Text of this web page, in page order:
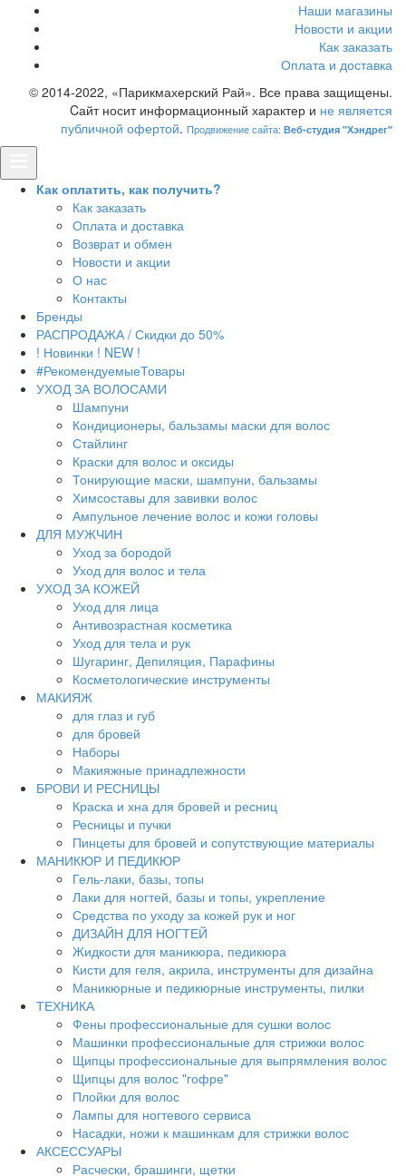
Наши магазины
Новости и акции
Как заказать
Оплата и доставка
© 2014-2022, «Парикмахерский Рай». Все права защищены.
Cайт носит информационный характер и не является
публичной офертой. Продвижение сайта: Веб-студия "Хэндрег"
Как оплатить, как получить?
Как заказать
Оплата и доставка
Возврат и обмен
Новости и акции
О нас
Контакты
Бренды
РАСПРОДАЖА / Скидки до 50%
! Новинки ! NEW !
#РекомендуемыеТовары
УХОД ЗА ВОЛОСАМИ
Шампуни
Кондиционеры, бальзамы маски для волос
Стайлинг
Краски для волос и оксиды
Тонирующие маски, шампуни, бальзамы
Химсоставы для завивки волос
Ампульное лечение волос и кожи головы
ДЛЯ МУЖЧИН
Уход за бородой
Уход для волос и тела
УХОД ЗА КОЖЕЙ
Уход для лица
Антивозрастная косметика
Уход для тела и рук
Шугаринг, Депиляция, Парафины
Косметологические инструменты
МАКИЯЖ
для глаз и губ
для бровей
Наборы
Макияжные принадлежности
БРОВИ И РЕСНИЦЫ
Краска и хна для бровей и ресниц
Ресницы и пучки
Пинцеты для бровей и сопутствующие материалы
МАНИКЮР И ПЕДИКЮР
Гель-лаки, базы, топы
Лаки для ногтей, базы и топы, укрепление
Средства по уходу за кожей рук и ног
ДИЗАЙН ДЛЯ НОГТЕЙ
Жидкости для маникюра, педикюра
Кисти для геля, акрила, инструменты для дизайна
Маникюрные и педикюрные инструменты, пилки
ТЕХНИКА
Фены профессиональные для сушки волос
Машинки профессиональные для стрижки волос
Щипцы профессиональные для выпрямления волос
Щипцы для волос "гофре"
Плойки для волос
Лампы для ногтевого сервиса
Насадки, ножи к машинкам для стрижки волос
АКСЕССУАРЫ
Расчески, брашинги, щетки